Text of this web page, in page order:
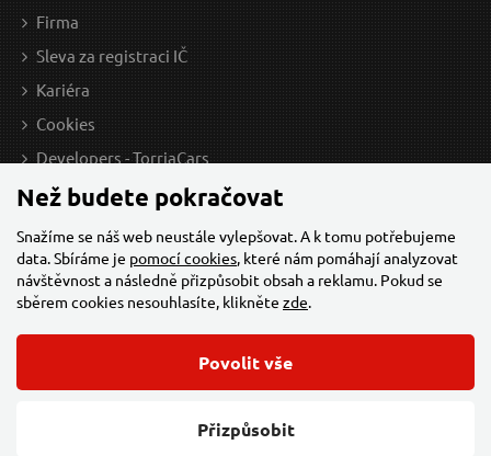
Firma
Sleva za registraci IČ
Kariéra
Cookies
Developers - TorriaCars
Změnit nastavení cookies
Než budete pokračovat
Snažíme se náš web neustále vylepšovat. A k tomu potřebujeme
data. Sbíráme je pomocí cookies, které nám pomáhají analyzovat
návštěvnost a následně přizpůsobit obsah a reklamu. Pokud se
sběrem cookies nesouhlasíte, klikněte zde.
Přizpůsobit
Povolit vše